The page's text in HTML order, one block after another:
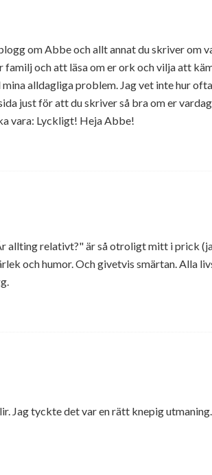
om Abbe och allt annat du skriver om
familj och att läsa om er ork och vilja att
alldagliga problem. Jag vet inte hur
just för att du skriver så bra om er
vara: Lyckligt! Heja Abbe!
allting relativt?" är så otroligt mitt i prick
och humor. Och givetvis smärtan. Alla
Jag tyckte det var en rätt knepig utmaning.